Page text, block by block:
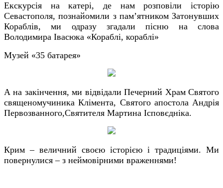
Екскурсія на катері, де нам розповіли історію
Севастополя, познайомили з пам’ятником Затонувших
Кораблів, ми одразу згадали пісню на слова
Володимира Івасюка «Кораблі, кораблі»
Музей «35 батарея»
А на закінчення, ми відвідали Печерний Храм Святого
священомучиника Клімента, Святого апостола Андрія
Первозванного,Святителя Мартина Ісповєдніка.
Крим – величний своєю історією і традиціями. Ми
повернулися – з неймовірними враженнями!